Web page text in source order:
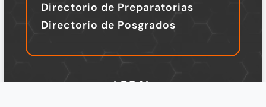
Directorio de Preparatorias
Directorio de Posgrados
LEGAL